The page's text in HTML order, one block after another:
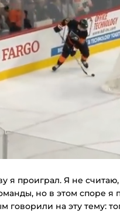
я проиграл. Я не
но в этом споре я
говорили на эту тему: